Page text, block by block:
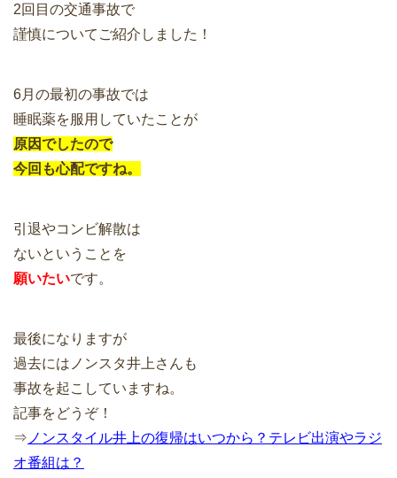
2回目の交通事故で
謹慎についてご紹介しました！
6月の最初の事故では
睡眠薬を服用していたことが
原因でしたので
今回も心配ですね。
引退やコンビ解散は
ないということを
願いたいです。
最後になりますが
過去にはノンスタ井上さんも
事故を起こしていますね。
記事をどうぞ！
⇒ ノンスタイル井上の復帰はいつから？テレビ出演やラジ
オ番組は？